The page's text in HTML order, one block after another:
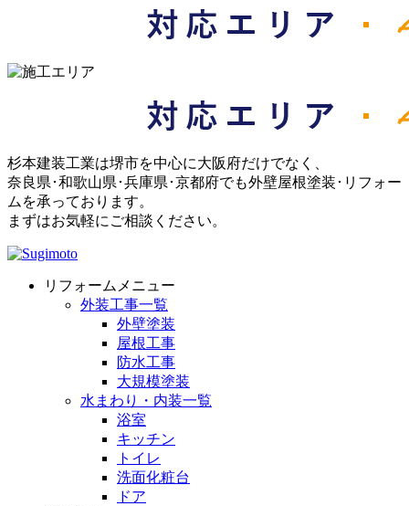
杉本建装工業は堺市を中心に大阪府だけでなく、
奈良県･和歌山県･兵庫県･京都府でも外壁屋根塗装･リフォー
ムを承っております。
まずはお気軽にご相談ください。
リフォームメニュー
外装工事一覧
外壁塗装
屋根工事
防水工事
大規模塗装
水まわり・内装一覧
浴室
キッチン
トイレ
洗面化粧台
ドア